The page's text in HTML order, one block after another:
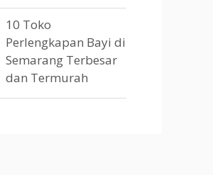
10 Toko
Perlengkapan Bayi di
Semarang Terbesar
dan Termurah